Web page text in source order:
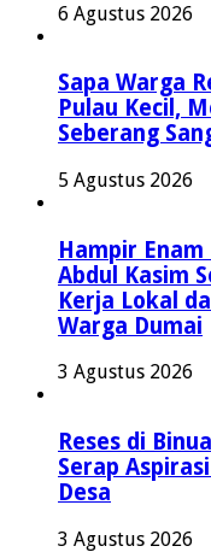
6 Agustus 2026
Sapa Warga
Pulau Kecil,
Seberang
5 Agustus 2026
Hampir Enam
Abdul Kasim
Kerja Lokal
Warga Dumai
3 Agustus 2026
Reses di
Serap
Desa
3 Agustus 2026